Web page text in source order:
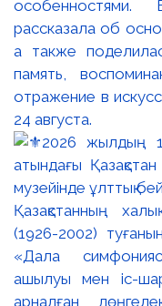
рассказала об
а также
память,
отражение в
24 августа.